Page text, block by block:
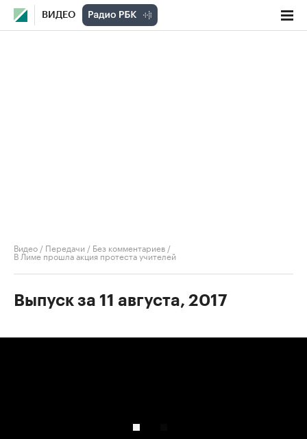
ВИДЕО
Видео / Передачи / Без комментариев /
В Лиме прошла акция протеста учителей
Выпуск за 11 августа, 2017